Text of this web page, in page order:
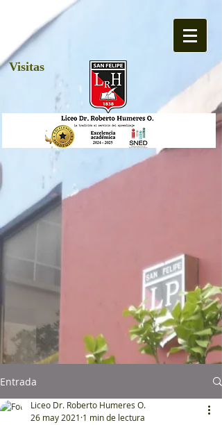
Visitas
Entrada
Liceo Dr. Roberto Humeres O.
26 may 2021 1 min de lectura